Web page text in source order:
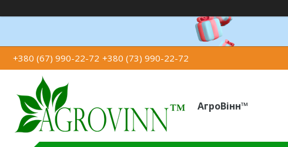
+380 (67) 990-22-72 +380 (73) 990-22-72
АгроВінн™